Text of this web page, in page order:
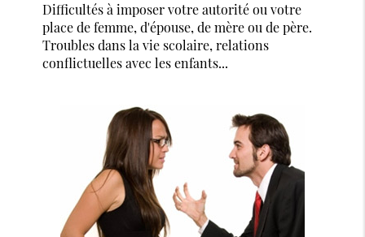
Difficultés à imposer votre autorité ou votre
place de femme, d'épouse, de mère ou de père.
Troubles dans la vie scolaire, relations
conflictuelles avec les enfants...